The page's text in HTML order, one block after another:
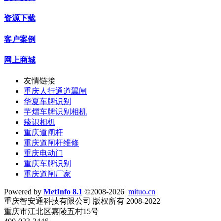
资源下载
客户案例
网上商城
友情链接
重庆人行通道翼闸
华夏车牌识别
芊熠车牌识别相机
臻识相机
重庆道闸杆
重庆道闸杆维修
重庆电动门
重庆车牌识别
重庆道闸厂家
Powered by MetInfo 8.1 ©2008-2026 mituo.cn
重庆智安通科技有限公司 版权所有 2008-2022
重庆市江北区嘉陵五村15号